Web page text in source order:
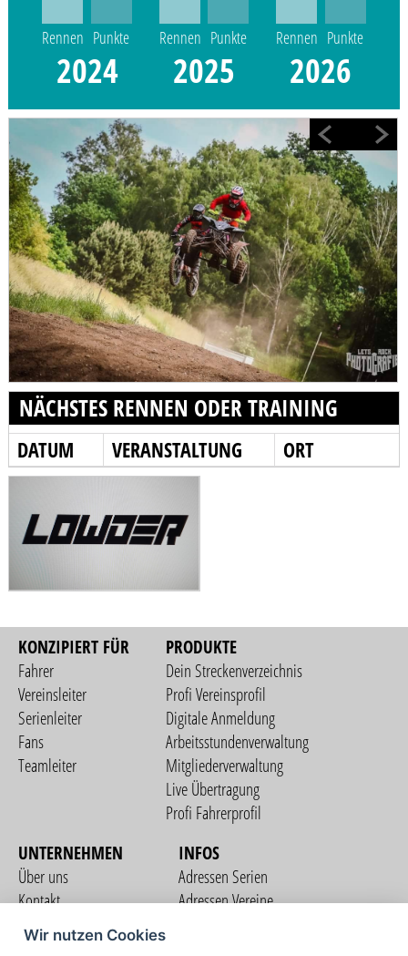
Rennen Punkte
2024
Rennen Punkte
2025
Rennen Punkte
2026
NÄCHSTES RENNEN ODER TRAINING
DATUM VERANSTALTUNG ORT
KONZIPIERT FÜR
Fahrer
Vereinsleiter
Serienleiter
Fans
Teamleiter
PRODUKTE
Dein Streckenverzeichnis
Profi Vereinsprofil
Digitale Anmeldung
Arbeitsstundenverwaltung
Mitgliederverwaltung
Live Übertragung
Profi Fahrerprofil
UNTERNEHMEN
Über uns
Kontakt
Nutzungsbedingungen
Datenschutzerklärung
INFOS
Adressen Serien
Adressen Vereine
Wir nutzen Cookies